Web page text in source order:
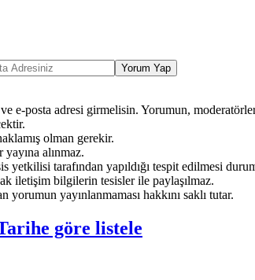
Yorum Yap
e-posta adresi girmelisin. Yorumun,
olman gerekir.
alınmaz.
tarafından yapıldığı tespit edilmesi
iletişim bilgilerin tesisler ile paylaşılmaz.
yayınlanmaması hakkını saklı tutar.
göre listele